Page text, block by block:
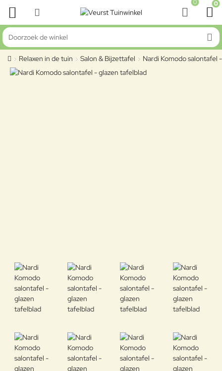
0 0
Doorzoek de winkel
home
Relaxen in de tuin Salon & Bijzettafel Nardi Komodo salontafel